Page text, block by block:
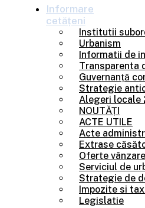
Informare
cetățeni
Institutii
Urbanism
Informatii de
Transparenta
Guvernanță
Strategie
Alegeri locale
NOUTĂȚI
ACTE UTILE
Acte
Extrase
Oferte
Serviciul de
Strategie de
Impozite si
Legislatie